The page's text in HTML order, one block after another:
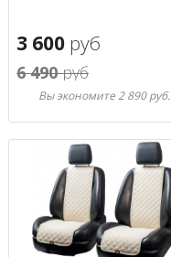
3 600 руб
6 490руб
Вы экономите 2 890 руб.